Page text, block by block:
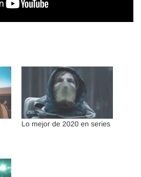
Lo mejor de 2020 en series